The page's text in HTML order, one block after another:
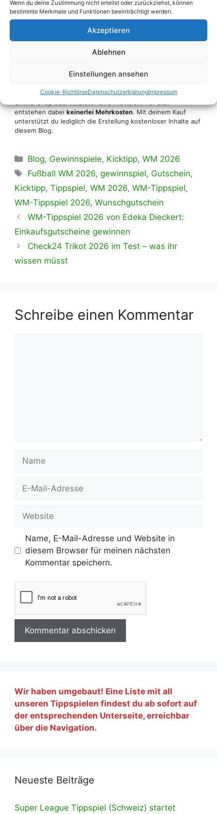
Wenn du deine Zustimmung nicht erteilst oder zurückziehst, können
bestimmte Merkmale und Funktionen beeinträchtigt werden.
Akzeptieren
Ablehnen
Einstellungen ansehen
Cookie-RichtlinieDatenschutzerklärungImpressum
Übersicht mit allen Gewinnspiel-Tippspielen:
Gewinnspiel aufrufen
sogenannte Affiliate-Links. Als Amazon-Partner verdiene ich
und über diesen einkaufst, erhalte ich von dem betreffenden
entstehen dabeikeinerlei Mehrkosten. Mit deinem Kauf
unterstützt du lediglich die Erstellung kostenloser Inhalte auf
diesem Blog.
Kategorien
Blog, Gewinnspiele, Kicktipp,WM 2026
Schlagwörter
Fußball WM 2026,gewinnspiel, Gutschein,
Kicktipp, Tippspiel, WM 2026, WM-Tippspiel,
WM-Tippspiel 2026, Wunschgutschein
WM-Tippspiel 2026 von Edeka Dieckert:
Einkaufsgutscheine gewinnen
Check24 Trikot 2026 im Test – was ihr
wissen müsst
Schreibe einen Kommentar
Name
Website
Name, E-Mail-Adresse und Website in
diesem Browser für meinen nächsten
Kommentar speichern.
Wir haben umgebaut! Eine Liste mit all
unseren Tippspielen findest du ab sofort auf
der entsprechenden Unterseite, erreichbar
über die Navigation.
Neueste Beiträge
Super League Tippspiel (Schweiz) startet